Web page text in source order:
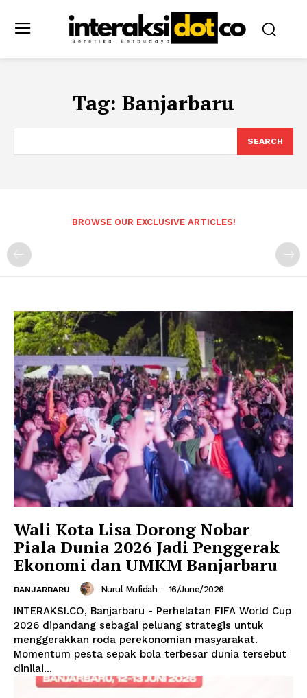
Tag: Banjarbaru
SEARCH
BROWSE OUR EXCLUSIVE ARTICLES!
Wali Kota Lisa Dorong Nobar
Piala Dunia 2026 Jadi Penggerak
Ekonomi dan UMKM Banjarbaru
BANJARBARU Nurul Mufidah - 16/June/2026
INTERAKSI.CO, Banjarbaru - Perhelatan FIFA World Cup
2026 dipandang sebagai peluang strategis untuk
menggerakkan roda perekonomian masyarakat.
Momentum pesta sepak bola terbesar dunia tersebut
dinilai...